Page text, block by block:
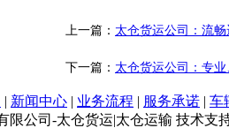
上一篇： 太仓货运公司：流
下一篇： 太仓货运公司：专
| 新闻中心 | 业务流程 | 服务承诺 | 车
限公司-太仓货运|太仓运输 技术支